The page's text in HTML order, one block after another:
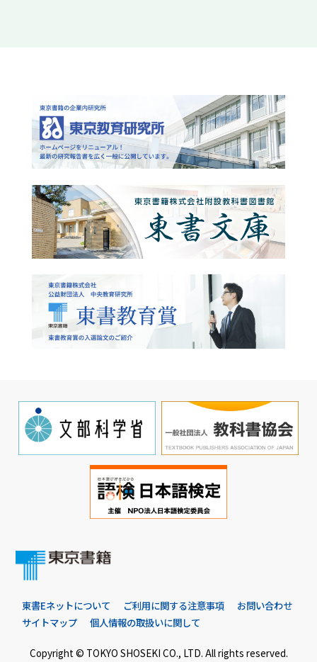
東書Eネットについて ご利用に関する注意事項
お問い合わせ
サイトマップ
個人情報の取扱いに関して
Copyright © TOKYO SHOSEKI CO., LTD. All rights reserved.